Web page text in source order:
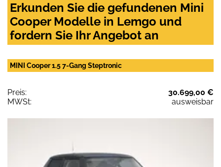
Erkunden Sie die gefundenen Mini
Cooper Modelle in Lemgo und
fordern Sie Ihr Angebot an
MINI Cooper 1.5 7-Gang Steptronic
Preis:
30.699,00 €
MWSt:
ausweisbar